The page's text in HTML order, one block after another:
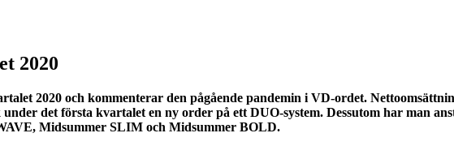
2020
2020 och kommenterar den pågående pandemin i VD-ordet.
det första kvartalet en ny order på ett DUO-system. Dessutom har man
Midsummer SLIM och Midsummer BOLD.